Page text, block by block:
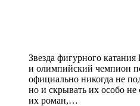
Звезда фигурного
и олимпийский чемпион
официально никогда не
но и скрывать их особо не
их роман,…